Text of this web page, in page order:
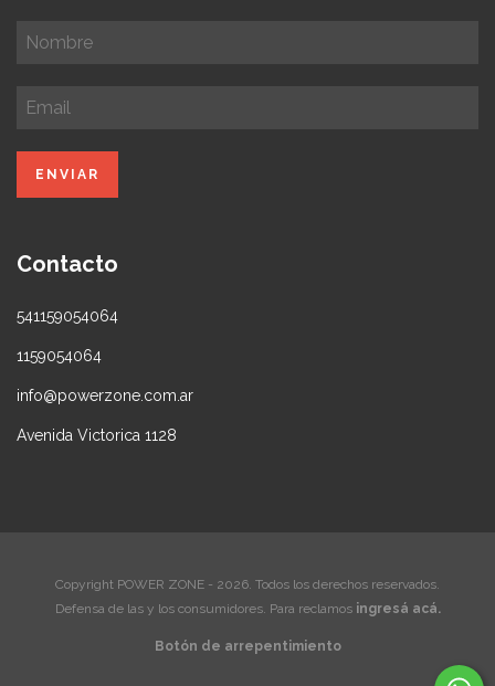
Contacto
541159054064
1159054064
info@powerzone.com.ar
Avenida Victorica 1128
Copyright POWER ZONE - 2026. Todos los derechos reservados.
Defensa de las y los consumidores. Para reclamos ingresá acá.
Botón de arrepentimiento